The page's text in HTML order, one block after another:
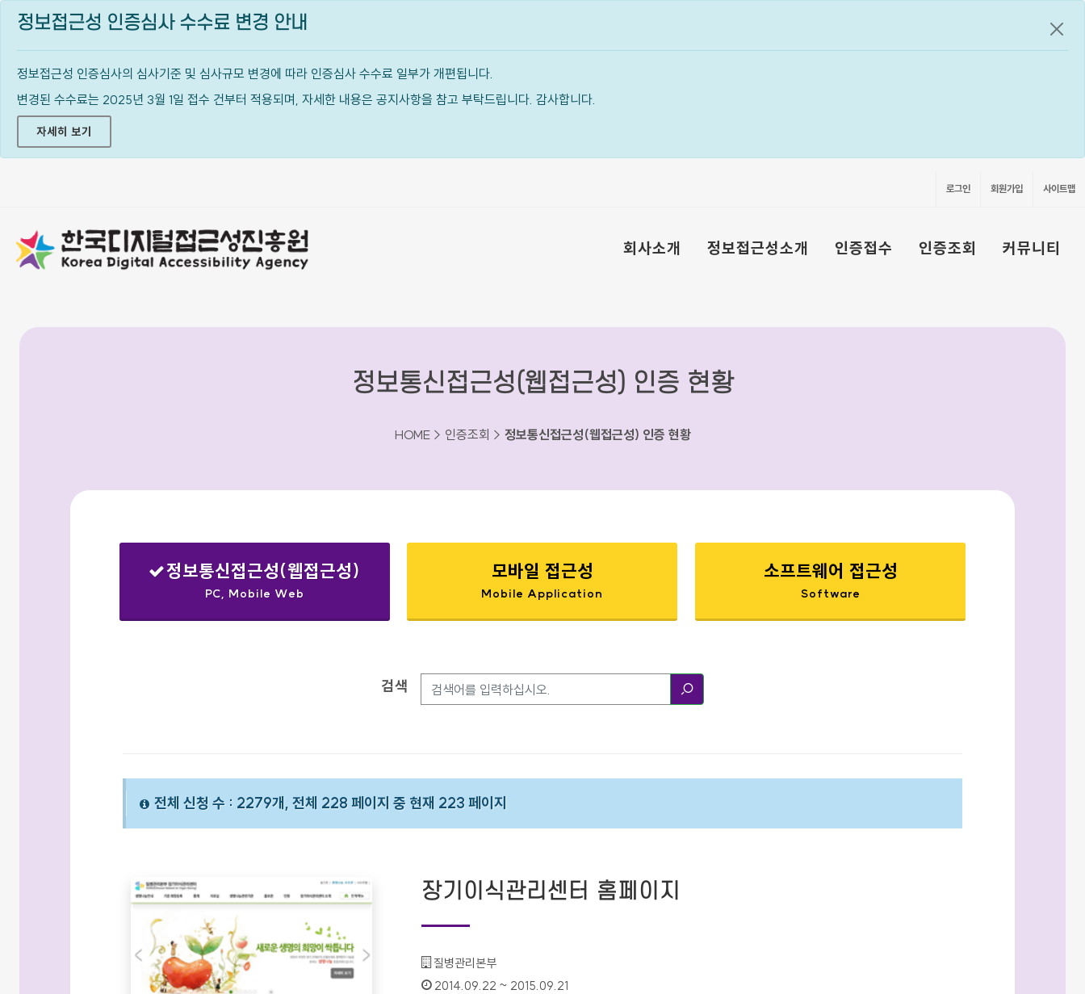
정보접근성 인증심사 수수료 변경 안내
정보접근성 인증심사의 심사기준 및 심사규모 변경에 따라 인증심사 수수료 일부가 개편됩니다.
변경된 수수료는 2025년 3월 1일 접수 건부터 적용되며, 자세한 내용은 공지사항을 참고 부탁드립니다. 감사합니다.
자세히 보기
공지
로그인 회원가입 사이트맵
회사소개 정보접근성소개 인증접수 인증조회 커뮤니티
정보통신접근성(웹접근성) 인증 현황
HOME > 인증조회 > 정보통신접근성(웹접근성) 인증 현황
정보통신접근성(웹접근성)
PC, Mobile Web
모바일 접근성
Mobile Application
소프트웨어 접근성
Software
검색
전체 신청 수 : 2279개, 전체 228 페이지 중 현재 223 페이지
장기이식관리센터 홈페이지
기관명 :
질병관리본부
인증기간 :
2014.09.22 ~ 2015.09.21